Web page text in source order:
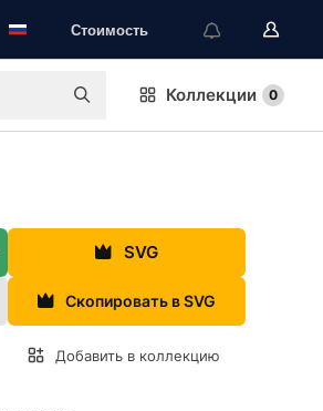
Стоимость
Коллекции 0
SVG
Скопировать в SVG
Добавить в коллекцию